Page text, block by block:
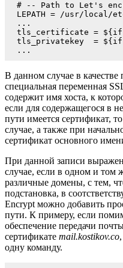
# -- Path to Let's
LEPATH = /usr/local/
...
tls_certificate = ${if
tls_privatekey  = ${if
...
В данном случае в качестве
специальная переменная
содержит имя хоста, к
если для содержащегося в
пути имеется сертификат,
случае, а также при
сертификат основного
При данной записи
случае, если в одном и том
различные домены, с тем,
подстановка, в
Encrypt можно добавить
пути. К примеру, если
обеспечение передачи
сертификате mail.kostikov.co
одну команду.